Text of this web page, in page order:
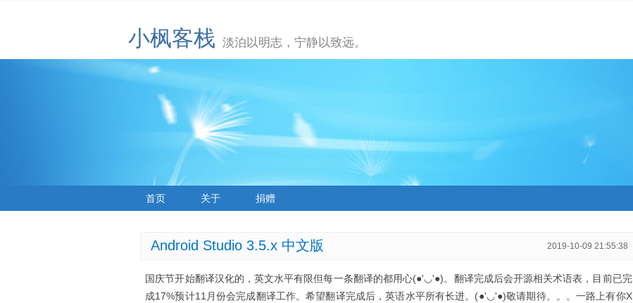
小枫客栈 淡泊以明志，宁静以致远。
首页 关于 捐赠
Android Studio 3.5.x 中文版 2019-10-09 21:55:38
国庆节开始翻译汉化的，英文水平有限但每一条翻译的都用心(●'◡'●)。翻译完成后会开源相关术语表，目前已完
成17%预计11月份会完成翻译工作。希望翻译完成后，英语水平所有长进。(●'◡'●)敬请期待。。。一路上有你X